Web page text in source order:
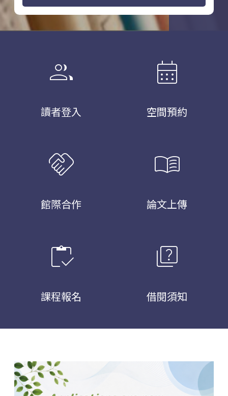
group
讀者登入
calendar_month
空間預約
handshake
館際合作
menu_book
論文上傳
inventory
課程報名
quiz
借閱須知